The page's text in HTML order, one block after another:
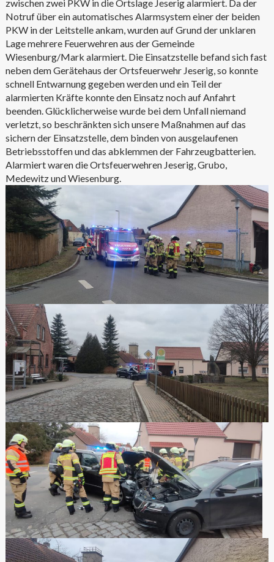
zwischen zwei PKW in die Ortslage Jeserig alarmiert. Da der
Notruf über ein automatisches Alarmsystem einer der beiden
PKW in der Leitstelle ankam, wurden auf Grund der unklaren
Lage mehrere Feuerwehren aus der Gemeinde
Wiesenburg/Mark alarmiert. Die Einsatzstelle befand sich fast
neben dem Gerätehaus der Ortsfeuerwehr Jeserig, so konnte
schnell Entwarnung gegeben werden und ein Teil der
alarmierten Kräfte konnte den Einsatz noch auf Anfahrt
beenden. Glücklicherweise wurde bei dem Unfall niemand
verletzt, so beschränkten sich unsere Maßnahmen auf das
sichern der Einsatzstelle, dem binden von ausgelaufenen
Betriebsstoffen und das abklemmen der Fahrzeugbatterien.
Alarmiert waren die Ortsfeuerwehren Jeserig, Grubo,
Medewitz und Wiesenburg.